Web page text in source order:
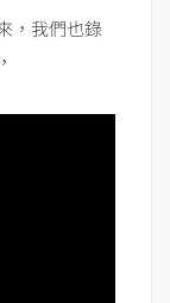
，我們也錄